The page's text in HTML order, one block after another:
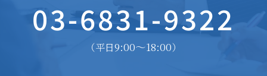
03-6831-9322
（平日9:00〜18:00）